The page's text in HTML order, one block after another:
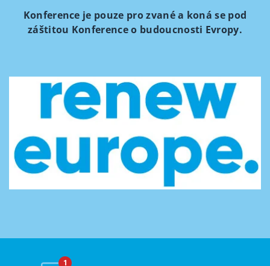
Konference je pouze pro zvané a koná se pod
záštitou Konference o budoucnosti Evropy.